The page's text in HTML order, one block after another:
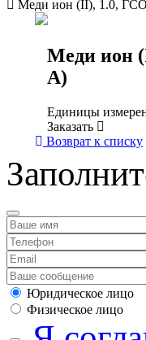
Меди ион (II), 1.0,
Меди ион
А)
Единицы
Заказать
Возврат к списку
Юридическое лицо
Физическое лицо